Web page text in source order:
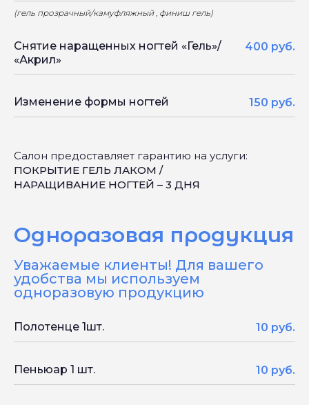
(гель прозрачный/камуфляжный , финиш гель)
Снятие наращенных ногтей «Гель»/
«Акрил»
400 руб.
Изменение формы ногтей 150 руб.
Салон предоставляет гарантию на услуги:
ПОКРЫТИЕ ГЕЛЬ ЛАКОМ /
НАРАЩИВАНИЕ НОГТЕЙ – 3 ДНЯ
Одноразовая продукция
Уважаемые клиенты! Для вашего
удобства мы используем
одноразовую продукцию
Полотенце 1шт. 10 руб.
Пеньюар 1 шт. 10 руб.
КудриПудри
Отзывы
О нас
Главная
Франшиза
Блог
Выбрать филиал